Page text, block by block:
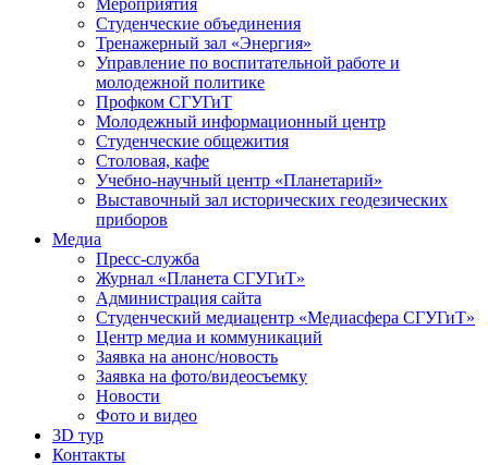
Мероприятия
Студенческие объединения
Тренажерный зал «Энергия»
Управление по воспитательной работе и
молодежной политике
Профком СГУГиТ
Молодежный информационный центр
Студенческие общежития
Столовая, кафе
Учебно-научный центр «Планетарий»
Выставочный зал исторических геодезических
приборов
Медиа
Пресс-служба
Журнал «Планета СГУГиТ»
Администрация сайта
Студенческий медиацентр «Медиасфера СГУГиТ»
Центр медиа и коммуникаций
Заявка на анонс/новость
Заявка на фото/видеосъемку
Новости
Фото и видео
3D тур
Контакты